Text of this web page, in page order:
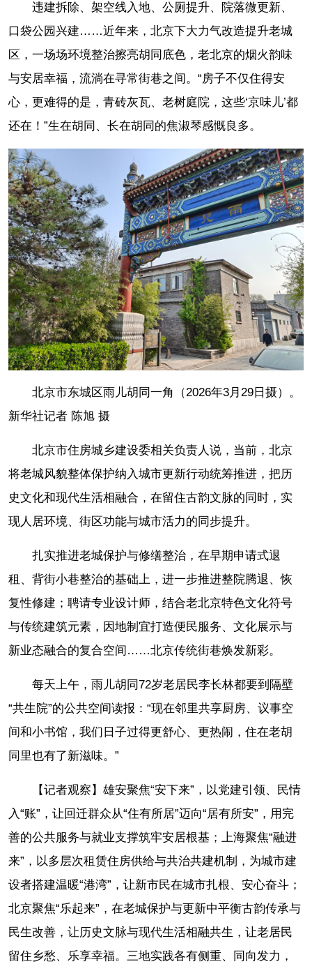
违建拆除、架空线入地、公厕提升、院落微更新、
口袋公园兴建……近年来，北京下大力气改造提升老城
区，一场场环境整治擦亮胡同底色，老北京的烟火韵味
与安居幸福，流淌在寻常街巷之间。“房子不仅住得安
心，更难得的是，青砖灰瓦、老树庭院，这些‘京味儿’都
还在！”生在胡同、长在胡同的焦淑琴感慨良多。
北京市东城区雨儿胡同一角（2026年3月29日摄）。
新华社记者 陈旭 摄
北京市住房城乡建设委相关负责人说，当前，北京
将老城风貌整体保护纳入城市更新行动统筹推进，把历
史文化和现代生活相融合，在留住古韵文脉的同时，实
现人居环境、街区功能与城市活力的同步提升。
扎实推进老城保护与修缮整治，在早期申请式退
租、背街小巷整治的基础上，进一步推进整院腾退、恢
复性修建；聘请专业设计师，结合老北京特色文化符号
与传统建筑元素，因地制宜打造便民服务、文化展示与
新业态融合的复合空间……北京传统街巷焕发新彩。
每天上午，雨儿胡同72岁老居民李长林都要到隔壁
“共生院”的公共空间读报：“现在邻里共享厨房、议事空
间和小书馆，我们日子过得更舒心、更热闹，住在老胡
同里也有了新滋味。”
【记者观察】雄安聚焦“安下来”，以党建引领、民情
入“账”，让回迁群众从“住有所居”迈向“居有所安”，用完
善的公共服务与就业支撑筑牢安居根基；上海聚焦“融进
来”，以多层次租赁住房供给与共治共建机制，为城市建
设者搭建温暖“港湾”，让新市民在城市扎根、安心奋斗；
北京聚焦“乐起来”，在老城保护与更新中平衡古韵传承与
民生改善，让历史文脉与现代生活相融共生，让老居民
留住乡愁、乐享幸福。三地实践各有侧重、同向发力，